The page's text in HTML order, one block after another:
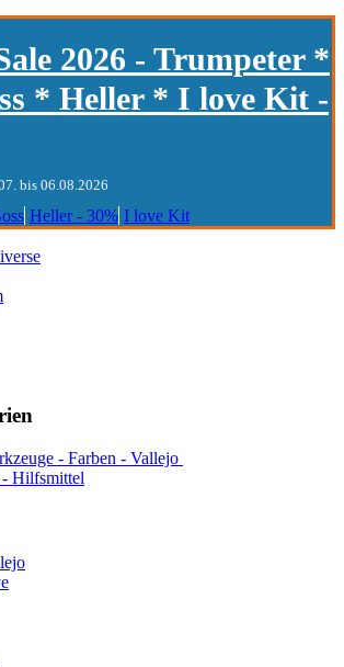
2026 - Trumpeter *
* Heller * I love Kit -
bis 06.08.2026
Heller - 30% I love Kit
- Farben - Vallejo
Hilfsmittel